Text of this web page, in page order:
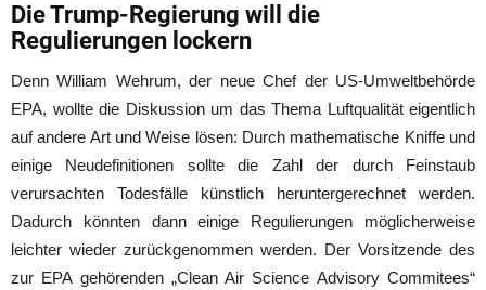
Die Trump-Regierung will die
Regulierungen lockern
Denn William Wehrum, der neue Chef der US-Umweltbehörde
EPA, wollte die Diskussion um das Thema Luftqualität eigentlich
auf andere Art und Weise lösen: Durch mathematische Kniffe und
einige Neudefinitionen sollte die Zahl der durch Feinstaub
verursachten Todesfälle künstlich heruntergerechnet werden.
Dadurch könnten dann einige Regulierungen möglicherweise
leichter wieder zurückgenommen werden. Der Vorsitzende des
zur EPA gehörenden „Clean Air Science Advisory Commitees“